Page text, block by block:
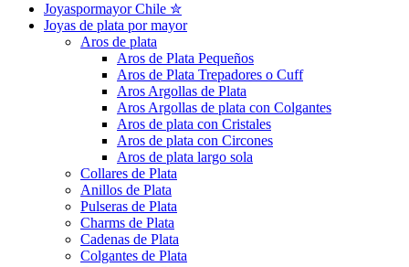
Joyaspormayor Chile ✮
Joyas de plata por mayor
Aros de plata
Aros de Plata Pequeños
Aros de Plata Trepadores o Cuff
Aros Argollas de Plata
Aros Argollas de plata con Colgantes
Aros de plata con Cristales
Aros de plata con Circones
Aros de plata largo sola
Collares de Plata
Anillos de Plata
Pulseras de Plata
Charms de Plata
Cadenas de Plata
Colgantes de Plata